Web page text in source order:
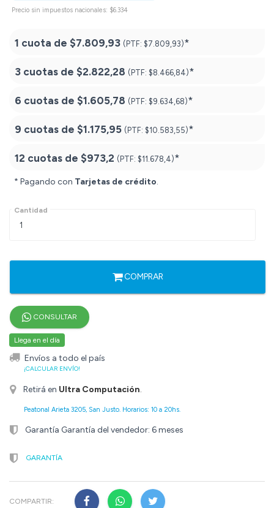
Precio sin impuestos nacionales: $6.334
1 cuota de $7.809,93 (PTF: $7.809,93)*
3 cuotas de $2.822,28 (PTF: $8.466,84)*
6 cuotas de $1.605,78 (PTF: $9.634,68)*
9 cuotas de $1.175,95 (PTF: $10.583,55)*
12 cuotas de $973,2 (PTF: $11.678,4)*
* Pagando con Tarjetas de crédito.
Cantidad
COMPRAR
CONSULTAR
Llega en el día
Envíos a todo el país
¡CALCULAR ENVÍO!
Retirá en Ultra Computación.
Peatonal Arieta 3205, San Justo. Horarios: 10 a 20hs.
Garantía Garantía del vendedor: 6 meses
GARANTÍA
COMPARTIR: